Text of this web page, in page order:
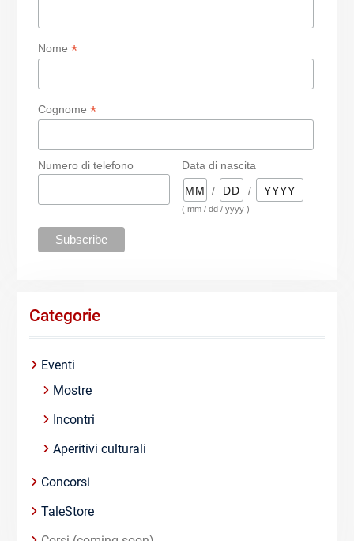
Nome *
Cognome *
Numero di telefono
Data di nascita
/
/
( mm / dd / yyyy )
Categorie
Eventi
Mostre
Incontri
Aperitivi culturali
Concorsi
TaleStore